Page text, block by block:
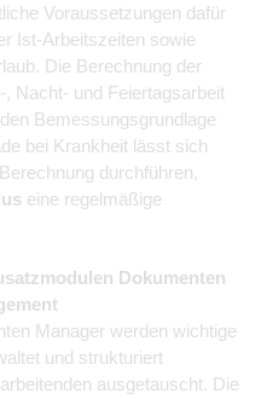
Voraussetzungen dafür
Ist-Arbeitszeiten sowie
Die Berechnung der
Nacht- und Feiertagsarbeit
Bemessungsgrundlage
bei Krankheit lässt sich
durchführen,
eine regelmäßige
Dokumenten
Manager werden wichtige
und strukturiert
ausgetauscht. Die